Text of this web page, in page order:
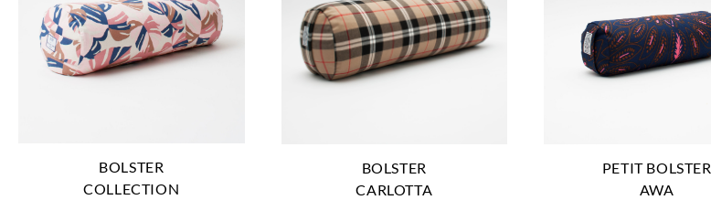
BOLSTER
COLLECTION
BOLSTER
CARLOTTA
PETIT BOLSTER
AWA